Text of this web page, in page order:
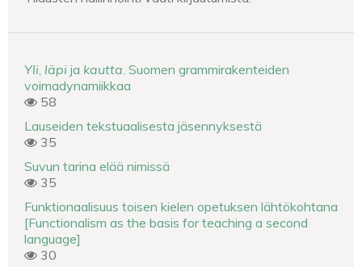
Yli läpi ja kautta . Suomen grammirakenteiden
voimadynamiikkaa
58
Lauseiden tekstuaalisesta jäsennyksestä
35
Suvun tarina elää nimissä
35
Funktionaalisuus toisen kielen opetuksen lähtökohtana
[Functionalism as the basis for teaching a second
language]
30